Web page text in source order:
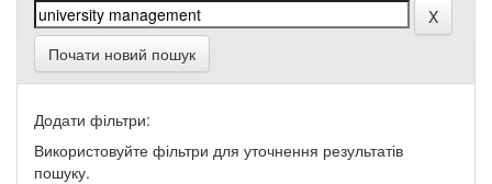
Почати новий пошук
Додати фільтри:
Використовуйте фільтри для уточнення результатів
пошуку.